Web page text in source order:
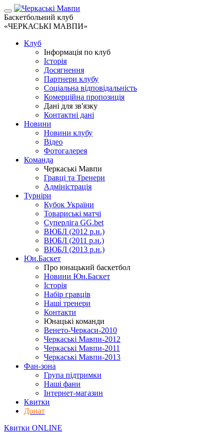
Баскетбольний клуб
«ЧЕРКАСЬКІ МАВПИ»
Клуб
Інформація по клуб
Історія
Досягнення
Партнери клубу
Соціальна відповідальність
Комерційна пропозиція
Дані для зв'язку
Контактні дані
Новини
Новини клубу
Відео
Фотогалерея
Команда
Черкаські Мавпи
Гравці та Тренери
Адміністрація
Турніри
Кубок України
Товариські матчі
Суперліга GG.bet
ВЮБЛ (2012 р.н.)
ВЮБЛ (2011 р.н.)
ВЮБЛ (2013 р.н.)
Юн.Баскет
Про юнацький баскетбол
Новини Юн.Баскет
Історія
Набір гравців
Наші тренери
Контакти
Юнацькі команди
Венето-Черкаси-2010
Черкаські Мавпи-2012
Черкаські Мавпи-2011
Черкаські Мавпи-2013
Фан-зона
Група підтримки
Наші фани
Інтернет-магазин
Квитки
Донат
Квитки ONLINE